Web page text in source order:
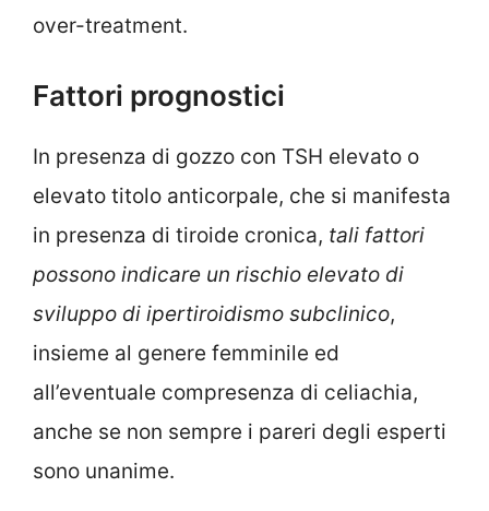
over-treatment.
Fattori prognostici
In presenza di gozzo con TSH elevato o
elevato titolo anticorpale, che si manifesta
in presenza di tiroide cronica, tali fattori
possono indicare un rischio elevato di
sviluppo di ipertiroidismo subclinico,
insieme al genere femminile ed
all’eventuale compresenza di celiachia,
anche se non sempre i pareri degli esperti
sono unanime.